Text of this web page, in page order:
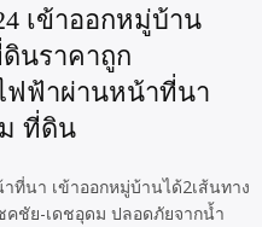
เข้าออกหมู่บ้าน
นราคาถูก
ฟฟ้าผ่านหน้าที่นา
ที่ดิน
นา เข้าออกหมู่บ้านได้2เส้นทาง
คชัย-เดชอุดม ปลอดภัยจากน้ำ